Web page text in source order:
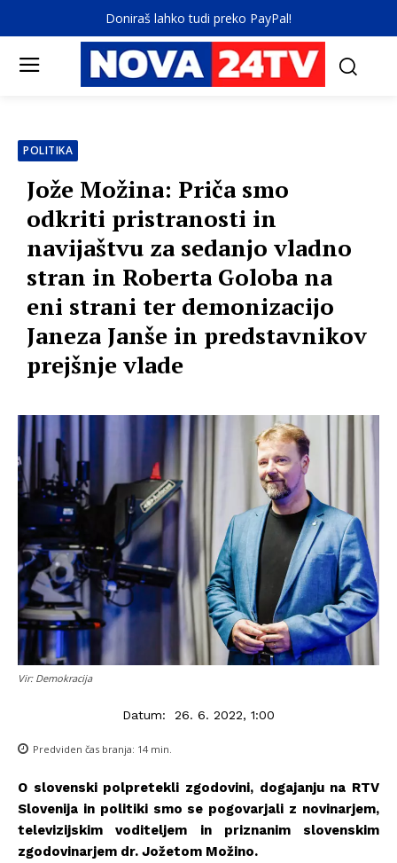
Doniraš lahko tudi preko PayPal!
POLITIKA
Jože Možina: Priča smo
odkriti pristranosti in
navijaštvu za sedanjo vladno
stran in Roberta Goloba na
eni strani ter demonizacijo
Janeza Janše in predstavnikov
prejšnje vlade
Vir: Demokracija
Datum: 26. 6. 2022, 1:00
Predviden čas branja: 14 min.
O slovenski polpretekli zgodovini, dogajanju na RTV
Slovenija in politiki smo se pogovarjali z novinarjem,
televizijskim voditeljem in priznanim slovenskim
zgodovinarjem dr. Jožetom Možino.